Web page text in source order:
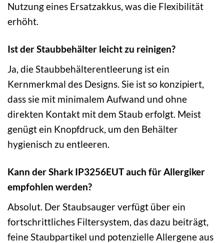
Nutzung eines Ersatzakkus, was die Flexibilität
erhöht.
Ist der Staubbehälter leicht zu reinigen?
Ja, die Staubbehälterentleerung ist ein
Kernmerkmal des Designs. Sie ist so konzipiert,
dass sie mit minimalem Aufwand und ohne
direkten Kontakt mit dem Staub erfolgt. Meist
genügt ein Knopfdruck, um den Behälter
hygienisch zu entleeren.
Kann der Shark IP3256EUT auch für Allergiker
empfohlen werden?
Absolut. Der Staubsauger verfügt über ein
fortschrittliches Filtersystem, das dazu beiträgt,
feine Staubpartikel und potenzielle Allergene aus